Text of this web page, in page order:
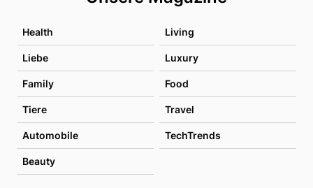
Health Living
Liebe Luxury
Family Food
Tiere Travel
Automobile TechTrends
Beauty